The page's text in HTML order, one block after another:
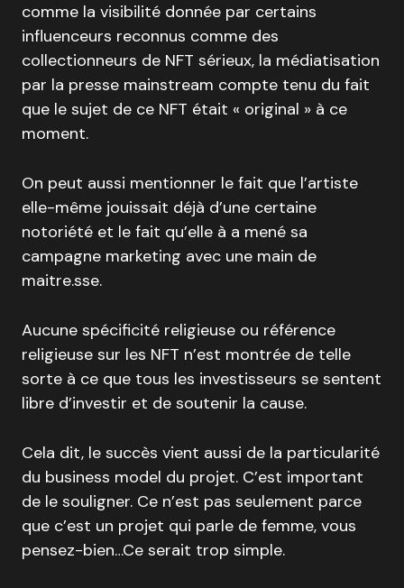
comme la visibilité donnée par certains
influenceurs reconnus comme des
collectionneurs de NFT sérieux, la médiatisation
par la presse mainstream compte tenu du fait
que le sujet de ce NFT était « original » à ce
moment.
On peut aussi mentionner le fait que l’artiste
elle-même jouissait déjà d’une certaine
notoriété et le fait qu’elle à a mené sa
campagne marketing avec une main de
maitre.sse.
Aucune spécificité religieuse ou référence
religieuse sur les NFT n’est montrée de telle
sorte à ce que tous les investisseurs se sentent
libre d’investir et de soutenir la cause.
Cela dit, le succès vient aussi de la particularité
du business model du projet. C’est important
de le souligner. Ce n’est pas seulement parce
que c’est un projet qui parle de femme, vous
pensez-bien…Ce serait trop simple.